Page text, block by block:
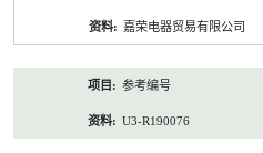
嘉荣电器贸易有限公司
参考编号
U3-R190076